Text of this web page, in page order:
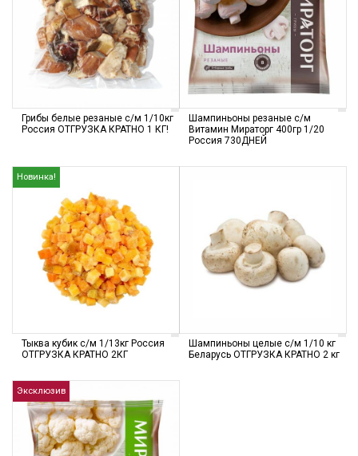
Грибы белые резаные с/м 1/10кг
Россия ОТГРУЗКА КРАТНО 1 КГ!
Шампиньоны резаные с/м
Витамин Мираторг 400гр 1/20
Россия 730ДНЕЙ
Новинка!
Тыква кубик с/м 1/13кг Россия
ОТГРУЗКА КРАТНО 2КГ
Шампиньоны целые с/м 1/10 кг
Беларусь ОТГРУЗКА КРАТНО 2 кг
Эксклюзив